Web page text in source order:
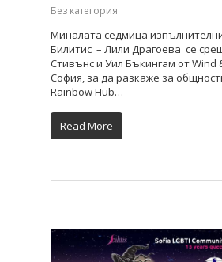
Без категория
Миналата седмица
Билитис – Лили Драгоева се
Стивънс и Уил Бъкингам от Wind
София, за да разкаже за
Rainbow Hub…
Read More